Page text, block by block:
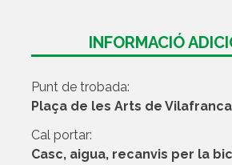
INFORMACIÓ
Punt de trobada:
Plaça de les Arts de Vilafranca
Cal portar:
Casc, aigua, recanvis per la